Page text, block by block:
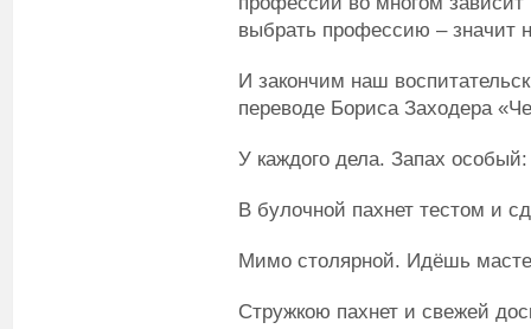
выбрать профессию – значит
И закончим наш
переводе Бориса Заходера
У каждого дела. Запах особый:
В булочной пахнет тестом и
Мимо столярной. Идёшь
Стружкою пахнет и свежей